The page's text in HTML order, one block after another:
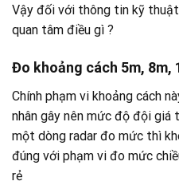
Vậy đối với thông tin kỹ
quan tâm điều gì ?
Đo khoảng cách 5m, 8m,
Chính phạm vi khoảng cách
nhân gây nên mức độ đội giá
một dòng radar đo mức thì
đúng với phạm vi đo mức
rẻ